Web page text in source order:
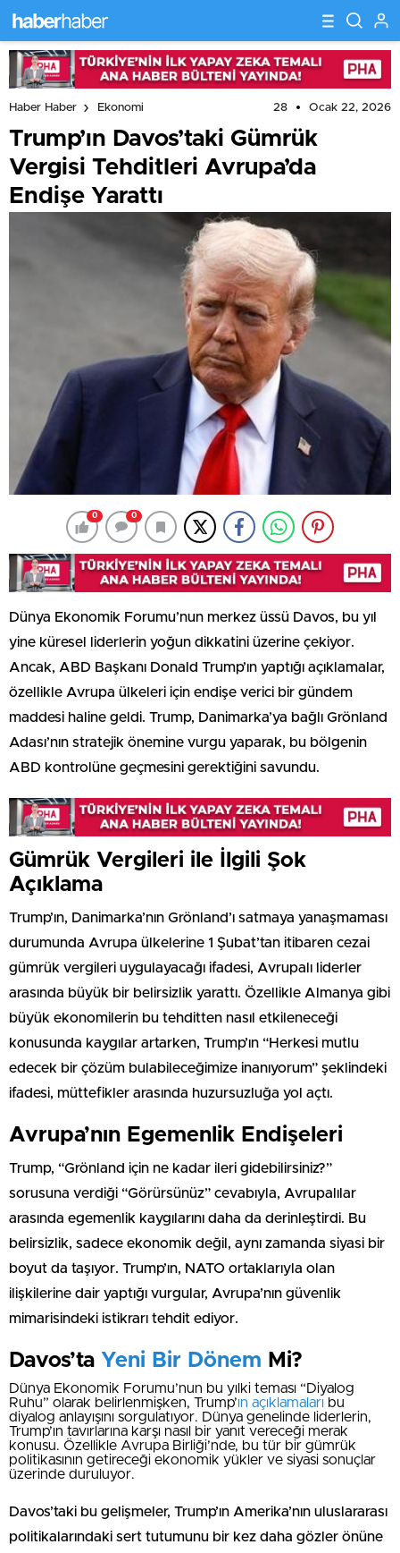
Haber Haber Ekonomi 28 Ocak 22, 2026
Trump’ın Davos’taki Gümrük
Vergisi Tehditleri Avrupa’da
Endişe Yarattı
0 0
Dünya Ekonomik Forumu’nun merkez üssü Davos, bu yıl
yine küresel liderlerin yoğun dikkatini üzerine çekiyor.
Ancak, ABD Başkanı Donald Trump’ın yaptığı açıklamalar,
özellikle Avrupa ülkeleri için endişe verici bir gündem
maddesi haline geldi. Trump, Danimarka’ya bağlı Grönland
Adası’nın stratejik önemine vurgu yaparak, bu bölgenin
ABD kontrolüne geçmesini gerektiğini savundu.
Gümrük Vergileri ile İlgili Şok
Açıklama
Trump’ın, Danimarka’nın Grönland’ı satmaya yanaşmaması
durumunda Avrupa ülkelerine 1 Şubat’tan itibaren cezai
gümrük vergileri uygulayacağı ifadesi, Avrupalı liderler
arasında büyük bir belirsizlik yarattı. Özellikle Almanya gibi
büyük ekonomilerin bu tehditten nasıl etkileneceği
konusunda kaygılar artarken, Trump’ın “Herkesi mutlu
edecek bir çözüm bulabileceğimize inanıyorum” şeklindeki
ifadesi, müttefikler arasında huzursuzluğa yol açtı.
Avrupa’nın Egemenlik Endişeleri
Trump, “Grönland için ne kadar ileri gidebilirsiniz?”
sorusuna verdiği “Görürsünüz” cevabıyla, Avrupalılar
arasında egemenlik kaygılarını daha da derinleştirdi. Bu
belirsizlik, sadece ekonomik değil, aynı zamanda siyasi bir
boyut da taşıyor. Trump’ın, NATO ortaklarıyla olan
ilişkilerine dair yaptığı vurgular, Avrupa’nın güvenlik
mimarisindeki istikrarı tehdit ediyor.
Davos’ta Yeni Bir Dönem Mi?
Dünya Ekonomik Forumu’nun bu yılki teması “Diyalog
Ruhu” olarak belirlenmişken, Trump’ın açıklamaları bu
diyalog anlayışını sorgulatıyor. Dünya genelinde liderlerin,
Trump’ın tavırlarına karşı nasıl bir yanıt vereceği merak
konusu. Özellikle Avrupa Birliği’nde, bu tür bir gümrük
politikasının getireceği ekonomik yükler ve siyasi sonuçlar
üzerinde duruluyor.
Davos’taki bu gelişmeler, Trump’ın Amerika’nın uluslararası
politikalarındaki sert tutumunu bir kez daha gözler önüne